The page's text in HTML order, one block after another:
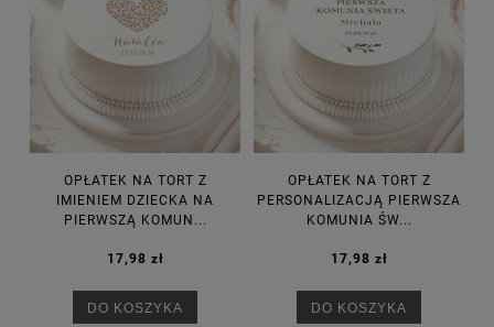
OPŁATEK NA TORT Z
IMIENIEM DZIECKA NA
PIERWSZĄ KOMUN...
17,98 zł
DO KOSZYKA
OPŁATEK NA TORT Z
PERSONALIZACJĄ PIERWSZA
KOMUNIA ŚW...
17,98 zł
DO KOSZYKA